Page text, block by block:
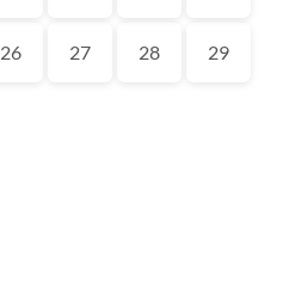
26 27 28 29